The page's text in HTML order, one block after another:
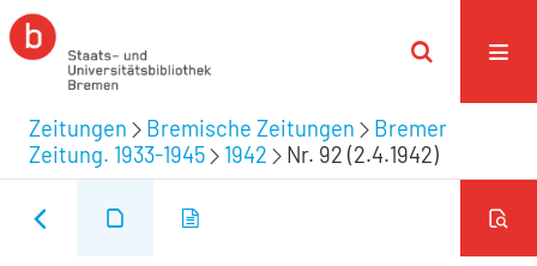
Zeitungen Bremische Zeitungen
Bremer
Zeitung. 1933-1945
1942 Nr. 92 (2.4.1942)